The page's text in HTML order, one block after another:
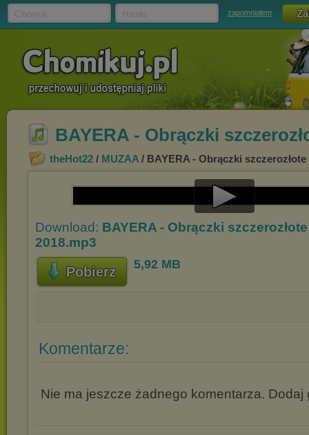
zapomniałem
BAYERA - Obrączki
theHot22 / MUZAA / BAYERA - Obrączki
Play
Download: BAYERA - Obrączki
2018.mp3
Pobierz 5,92 MB
Komentarze:
Nie ma jeszcze żadnego komentarza. Dodaj